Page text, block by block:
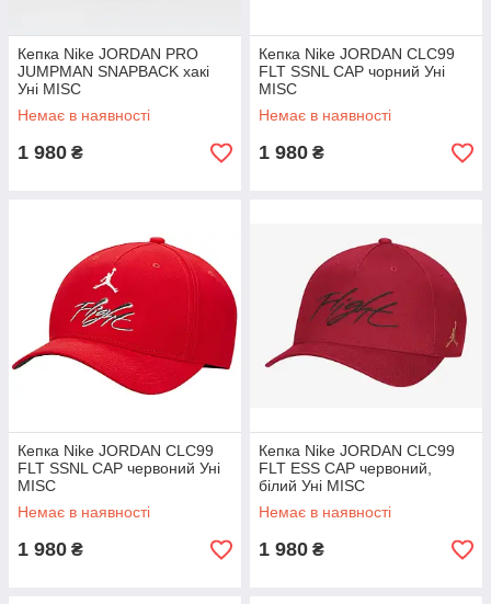
Кепка Nike JORDAN PRO
JUMPMAN SNAPBACK хакі
Уні MISC
Немає в наявності
1 980 ₴
Кепка Nike JORDAN CLC99
FLT SSNL CAP чорний Уні
MISC
Немає в наявності
1 980 ₴
Кепка Nike JORDAN CLC99
FLT SSNL CAP червоний Уні
MISC
Немає в наявності
1 980 ₴
Кепка Nike JORDAN CLC99
FLT ESS CAP червоний,
білий Уні MISC
Немає в наявності
1 980 ₴